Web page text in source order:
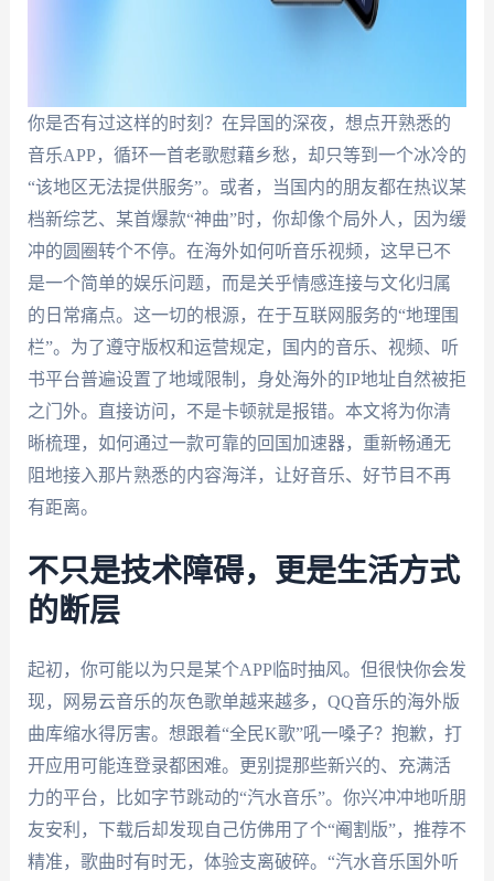
你是否有过这样的时刻？在异国的深夜，想点开熟悉的
音乐APP，循环一首老歌慰藉乡愁，却只等到一个冰冷的
“该地区无法提供服务”。或者，当国内的朋友都在热议某
档新综艺、某首爆款“神曲”时，你却像个局外人，因为缓
冲的圆圈转个不停。在海外如何听音乐视频，这早已不
是一个简单的娱乐问题，而是关乎情感连接与文化归属
的日常痛点。这一切的根源，在于互联网服务的“地理围
栏”。为了遵守版权和运营规定，国内的音乐、视频、听
书平台普遍设置了地域限制，身处海外的IP地址自然被拒
之门外。直接访问，不是卡顿就是报错。本文将为你清
晰梳理，如何通过一款可靠的回国加速器，重新畅通无
阻地接入那片熟悉的内容海洋，让好音乐、好节目不再
有距离。
不只是技术障碍，更是生活方式
的断层
起初，你可能以为只是某个APP临时抽风。但很快你会发
现，网易云音乐的灰色歌单越来越多，QQ音乐的海外版
曲库缩水得厉害。想跟着“全民K歌”吼一嗓子？抱歉，打
开应用可能连登录都困难。更别提那些新兴的、充满活
力的平台，比如字节跳动的“汽水音乐”。你兴冲冲地听朋
友安利，下载后却发现自己仿佛用了个“阉割版”，推荐不
精准，歌曲时有时无，体验支离破碎。“汽水音乐国外听